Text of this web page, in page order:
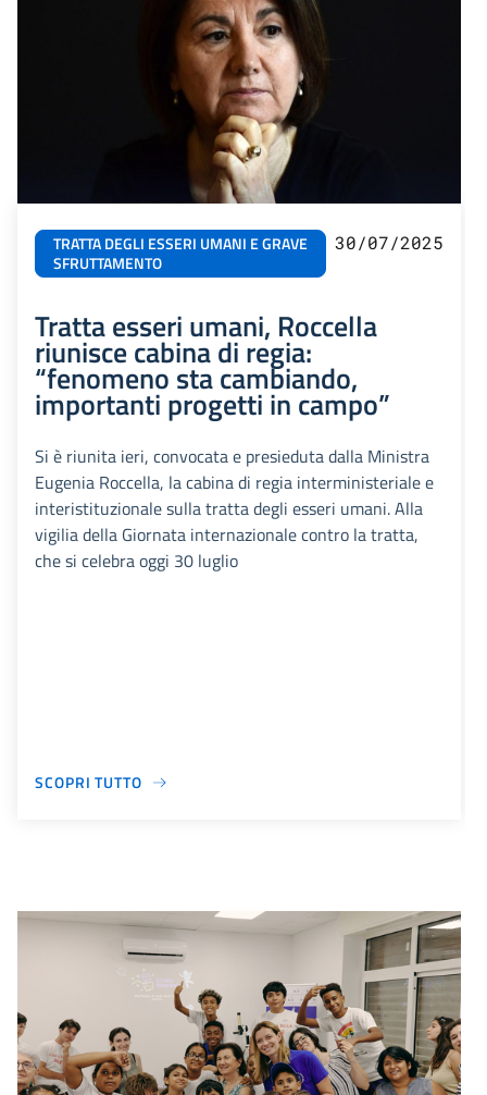
TRATTA DEGLI ESSERI UMANI E GRAVE
SFRUTTAMENTO
30/07/2025
Tratta esseri umani, Roccella
riunisce cabina di regia:
“fenomeno sta cambiando,
importanti progetti in campo”
Si è riunita ieri, convocata e presieduta dalla Ministra
Eugenia Roccella, la cabina di regia interministeriale e
interistituzionale sulla tratta degli esseri umani. Alla
vigilia della Giornata internazionale contro la tratta,
che si celebra oggi 30 luglio
SCOPRI TUTTO